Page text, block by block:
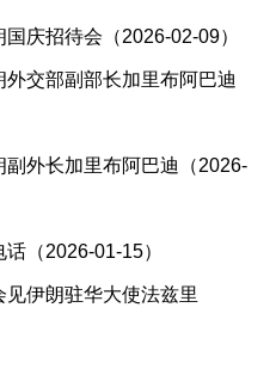
庆招待会（2026-02-09）
交部副部长加里布阿巴迪
外长加里布阿巴迪（2026-
（2026-01-15）
伊朗驻华大使法兹里